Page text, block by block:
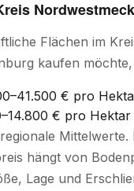
Flächen im
kaufen
€ pro
€ pro Hektar
Mittelwerte.
hängt von
Lage und